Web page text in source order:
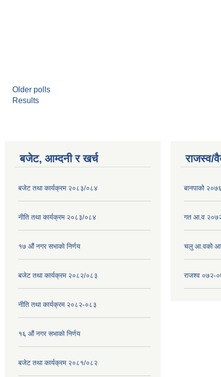
Older polls
Results
बजेट, आम्दनी र खर्च
बजेट तथा कार्यक्रम २०८३/०८४
नीति तथा कार्यक्रम २०८३/०८४
१७ ‌‍औं नगर सभाकाे निर्णय
बजेट तथा कार्यक्रम २०८२/०८३
नीति तथा कार्यक्रम २०८२-०८३
१६ ‌औं नगर सभाकाे निर्णय
बजेट तथा कार्यक्रम २०८१/०८२
राजस्व/
बानपाको
गत आ.व
चलु आ.वको
राजश्व ०७२-